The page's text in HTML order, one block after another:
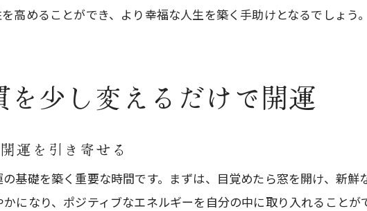
運が悪いと感じた時の対処法
開運と引き寄せの法則の違い
開運日記で幸運を記録する
日常にもっと笑顔を取り入れる
高めることができ、より幸福な人生を築く手助けとなるでしょう。
を少し変えるだけで開運
運を引き寄せる
基礎を築く重要な時間です。まずは、目覚めたら窓を開け、新
になり、ポジティブなエネルギーを自分の中に取り入れること